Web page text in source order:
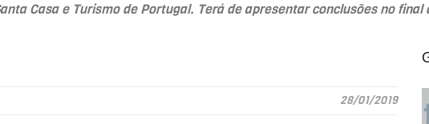
Casa e Turismo de Portugal. Terá de apresentar conclusões no
28/01/2019